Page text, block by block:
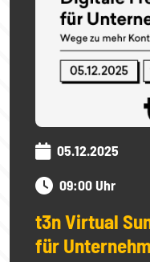
05.12.2025
09:00 Uhr
t3n Virtual
für